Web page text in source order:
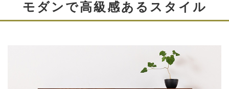
モダンで高級感あるスタイル